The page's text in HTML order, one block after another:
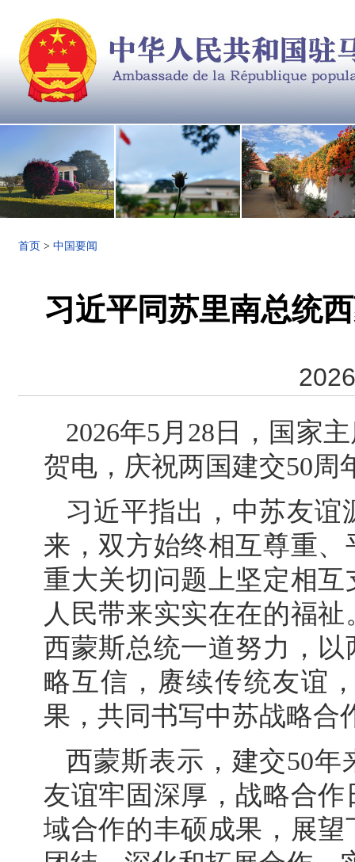
首页 > 中国要闻
习近平同苏里南总统
2026年5月28日，国家
贺电，庆祝两国建交50周
习近平指出，中苏友
来，双方始终相互尊重
重大关切问题上坚定相
人民带来实实在在的福
西蒙斯总统一道努力，
略互信，赓续传统友谊
果，共同书写中苏战略合
西蒙斯表示，建交50
友谊牢固深厚，战略合
域合作的丰硕成果，展